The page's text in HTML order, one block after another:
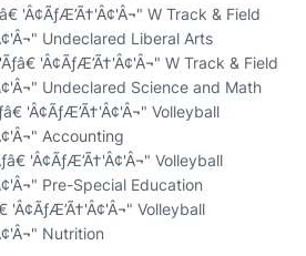
'Â¢ÃƒÆ’Ã†'Â¢'Â¬" W Track & Field
Undeclared Liberal Arts
'Â¢ÃƒÆ’Ã†'Â¢'Â¬" W Track & Field
Undeclared Science and Math
'Â¢ÃƒÆ’Ã†'Â¢'Â¬" Volleyball
Accounting
'Â¢ÃƒÆ’Ã†'Â¢'Â¬" Volleyball
Pre-Special Education
'Â¢ÃƒÆ’Ã†'Â¢'Â¬" Volleyball
Nutrition